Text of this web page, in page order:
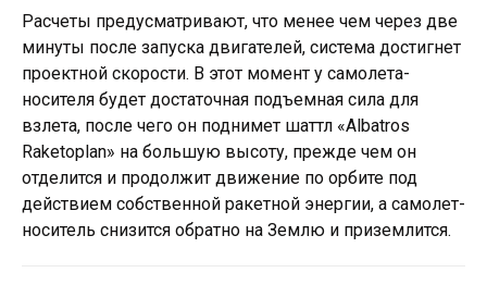
Расчеты предусматривают, что менее чем через две
минуты после запуска двигателей, система достигнет
проектной скорости. В этот момент у самолета-
носителя будет достаточная подъемная сила для
взлета, после чего он поднимет шаттл «Albatros
Raketoplan» на большую высоту, прежде чем он
отделится и продолжит движение по орбите под
действием собственной ракетной энергии, а самолет-
носитель снизится обратно на Землю и приземлится.